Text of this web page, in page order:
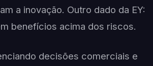
a inovação. Outro dado da EY:
benefícios acima dos riscos.
decisões comerciais e